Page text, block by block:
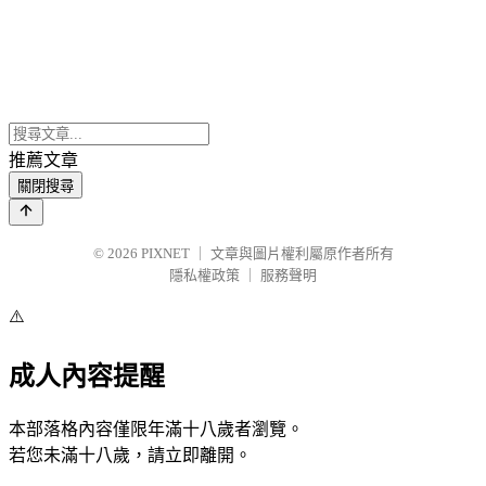
推薦文章
關閉搜尋
© 2026 PIXNET
文章與圖片權利屬原作者所有
隱私權政策
服務聲明
⚠️
成人內容提醒
本部落格內容僅限年滿十八歲者瀏覽。
若您未滿十八歲，請立即離開。